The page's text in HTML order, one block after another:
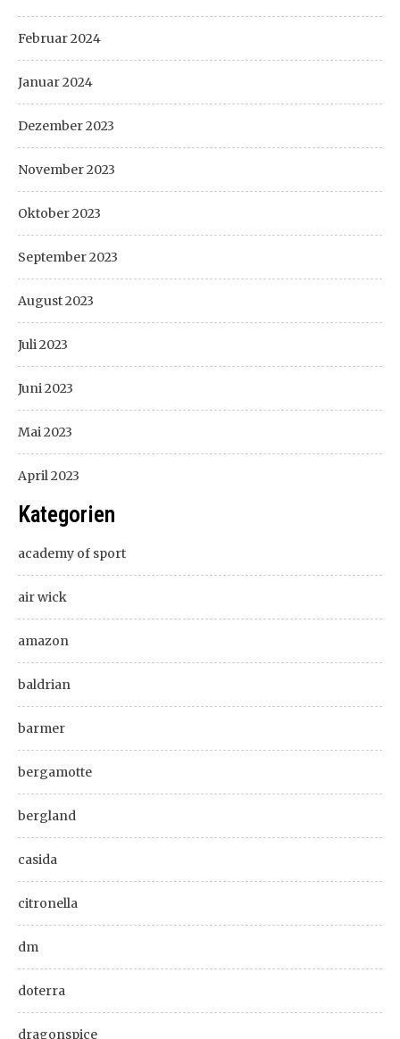
Februar 2024
Januar 2024
Dezember 2023
November 2023
Oktober 2023
September 2023
August 2023
Juli 2023
Juni 2023
Mai 2023
April 2023
Kategorien
academy of sport
air wick
amazon
baldrian
barmer
bergamotte
bergland
casida
citronella
dm
doterra
dragonspice